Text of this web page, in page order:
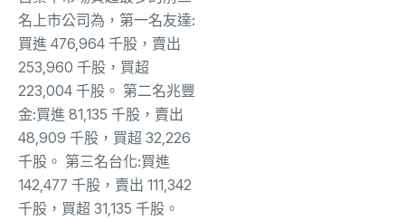
名上市公司為，第一名友達:
買進 476,964 千股，賣出
253,960 千股，買超
223,004 千股。 第二名兆豐
金:買進 81,135 千股，賣出
48,909 千股，買超 32,226
千股。 第三名台化:買進
142,477 千股，賣出 111,342
千股，買超 31,135 千股。